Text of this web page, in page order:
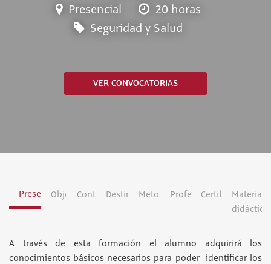
Presencial
20 horas
Seguridad y Salud
VER CONVOCATORIAS
PresentaciónObjetivosContenidosDestinatariosMetodologíaProfesoradoCertificación
Material
didáctico
A través de esta formación el alumno adquirirá los
conocimientos básicos necesarios para poder identificar los